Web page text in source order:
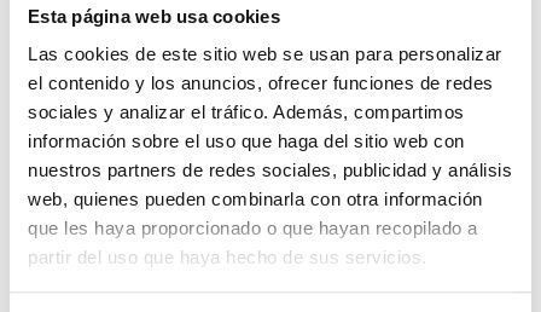
Esta página web usa cookies
Las cookies de este sitio web se usan para personalizar
el contenido y los anuncios, ofrecer funciones de redes
sociales y analizar el tráfico. Además, compartimos
información sobre el uso que haga del sitio web con
nuestros partners de redes sociales, publicidad y análisis
web, quienes pueden combinarla con otra información
que les haya proporcionado o que hayan recopilado a
partir del uso que haya hecho de sus servicios.